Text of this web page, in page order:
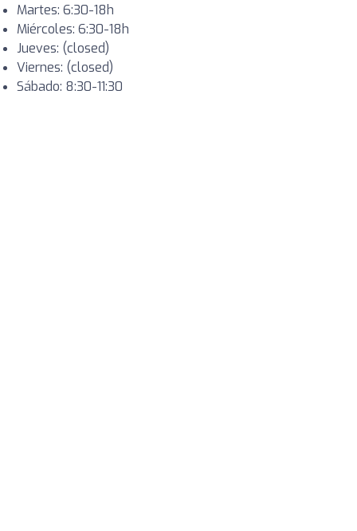
Martes: 6:30-18h
Miércoles: 6:30-18h
Jueves: (closed)
Viernes: (closed)
Sábado: 8:30-11:30